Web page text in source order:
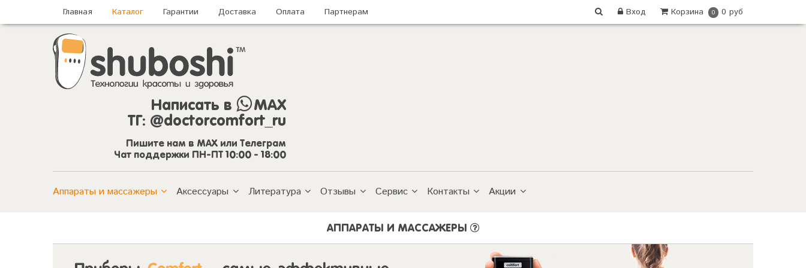
Главная Каталог Гарантии Доставка Оплата Партнерам Корзина 0 0 руб
Вход
Написать в
MAX
ТГ: @doctorcomfort_ru
Пишите нам в MAX или Телеграм
Чат поддержки ПН-ПТ 10:00 - 18:00
Аппараты и массажеры Аксессуары Литература Отзывы Сервис Контакты Акции
АППАРАТЫ И МАССАЖЕРЫ